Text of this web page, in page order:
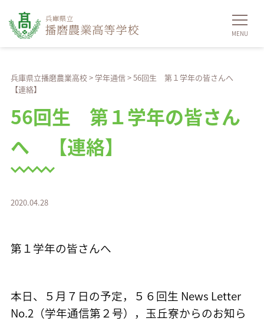
兵庫県立播磨農業高校> 学年通信>56回生 第１学年の皆さんへ
【連絡】
56回生 第１学年の皆さん
へ 【連絡】
2020.04.28
第１学年の皆さんへ
本日、５月７日の予定，５６回生 News Letter
No.2（学年通信第２号），玉丘寮からのお知ら